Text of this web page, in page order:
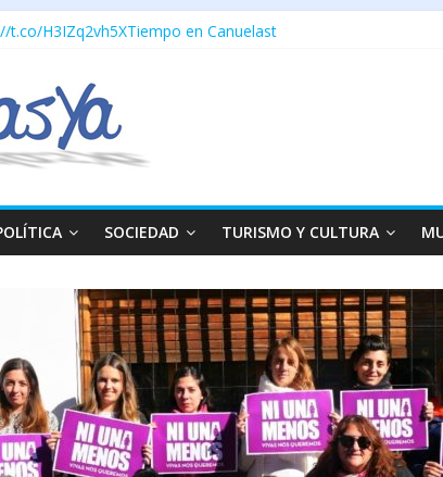
t.co/H3IZq2vh5XTiempo en Canuelast
SOCIEDAD TURISMO Y CULTURA